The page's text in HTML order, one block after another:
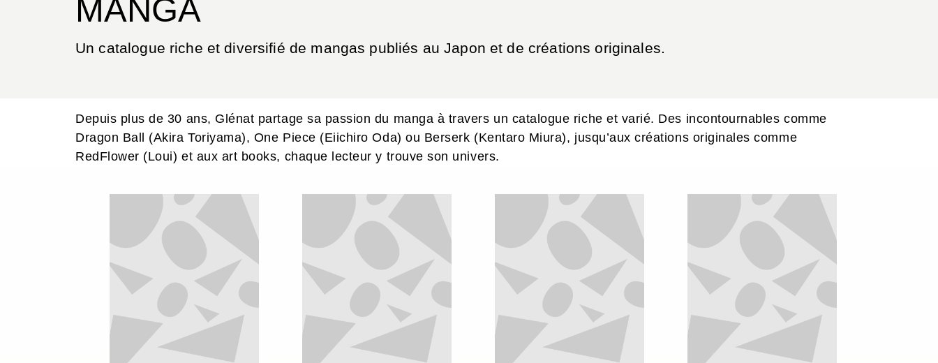
MANGA
Un catalogue riche et diversifié de mangas publiés au Japon et de créations originales.
Depuis plus de 30 ans, Glénat partage sa passion du manga à travers un catalogue riche et varié. Des incontournables comme
Dragon Ball (Akira Toriyama), One Piece (Eiichiro Oda) ou Berserk (Kentaro Miura), jusqu’aux créations originales comme
RedFlower (Loui) et aux art books, chaque lecteur y trouve son univers.